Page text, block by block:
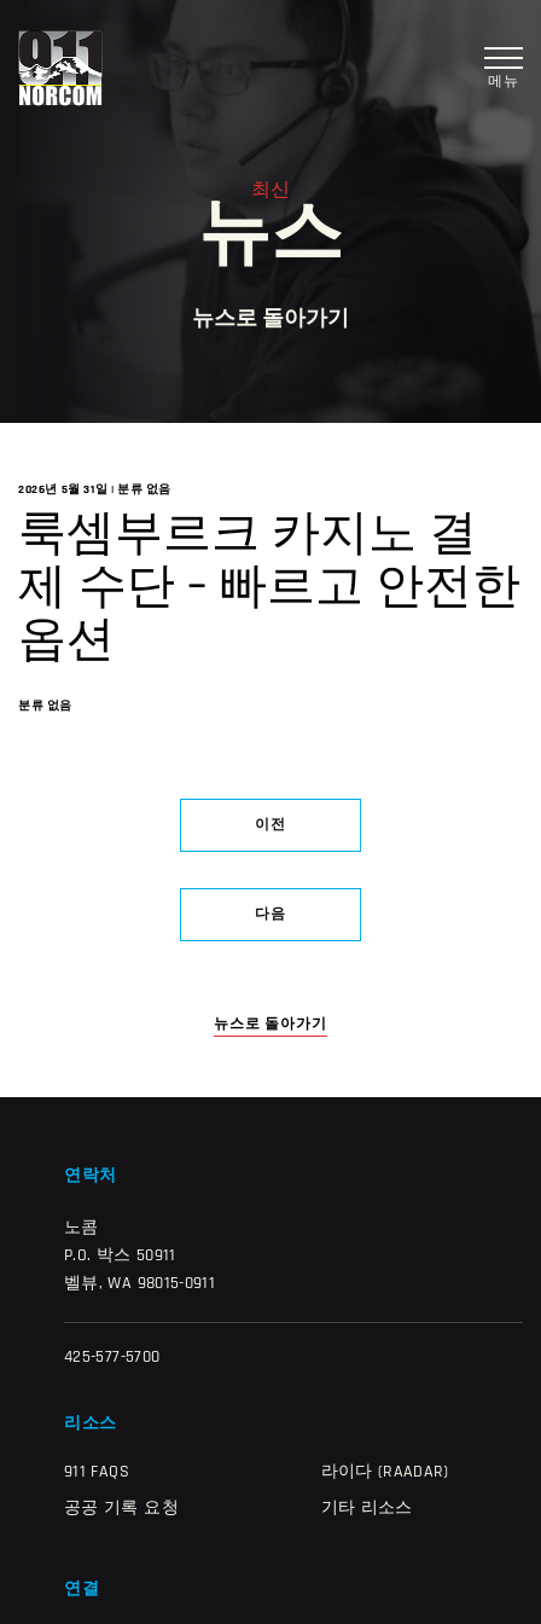
메뉴
최신
뉴스
뉴스로 돌아가기
2026년 5월 31일 | 분류 없음
룩셈부르크 카지노 결
제 수단 – 빠르고 안전한
옵션
분류 없음
이전
다음
뉴스로 돌아가기
연락처
노콤
P.O. 박스 50911
벨뷰, WA 98015-0911
425-577-5700
리소스
911 FAQS
공공 기록 요청
라이다 (RAADAR)
기타 리소스
연결